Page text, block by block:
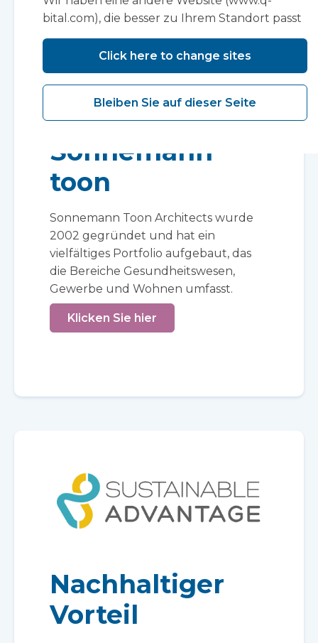
Sonnemann
toon
Sonnemann Toon Architects wurde
2002 gegründet und hat ein
vielfältiges Portfolio aufgebaut, das
die Bereiche Gesundheitswesen,
Gewerbe und Wohnen umfasst.
Klicken Sie hier
Nachhaltiger
Vorteil
bital.com), die besser zu Ihrem Standort passt
Click here to change sites
Bleiben Sie auf dieser Seite